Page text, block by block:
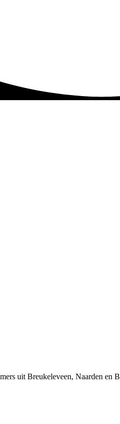
uit Breukeleveen, Naarden en